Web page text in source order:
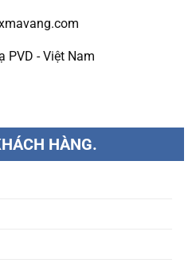
PVD - Việt Nam
HÀNG.